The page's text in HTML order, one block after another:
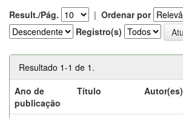
Result./Pág. | Ordenar por
Registro(s)
Resultado 1-1 de 1.
Ano de
publicação
Título Autor(es)